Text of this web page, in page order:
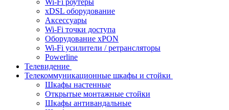
Wi-Fi роутеры
xDSL оборудование
Аксессуары
Wi-Fi точки доступа
Оборудование хPON
Wi-Fi усилители / ретрансляторы
Powerline
Телевидение
Телекоммуникационные шкафы и стойки
Шкафы настенные
Открытые монтажные стойки
Шкафы антивандальные